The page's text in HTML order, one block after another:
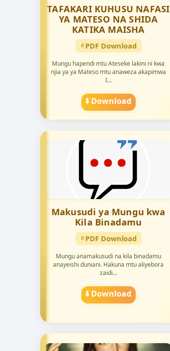
TAFAKARI KUHUSU NAFASI
YA MATESO NA SHIDA
KATIKA MAISHA
PDF Download
Mungu hapendi mtu Ateseke lakini ni kwa
njia ya ya Mateso mtu anaweza akapimwa
I...
⬇️ Download
Makusudi ya Mungu kwa
Kila Binadamu
PDF Download
Mungu anamakusudi na kila binadamu
anayeishi duniani. Hakuna mtu aliyebora
zaidi...
⬇️ Download